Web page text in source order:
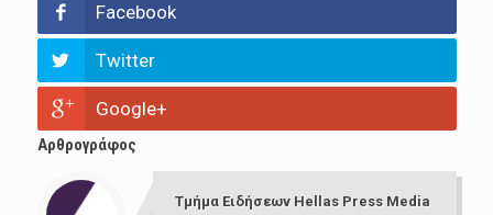
Facebook
Twitter
Google+
Αρθρογράφος
Τμήμα Ειδήσεων Hellas Press Media